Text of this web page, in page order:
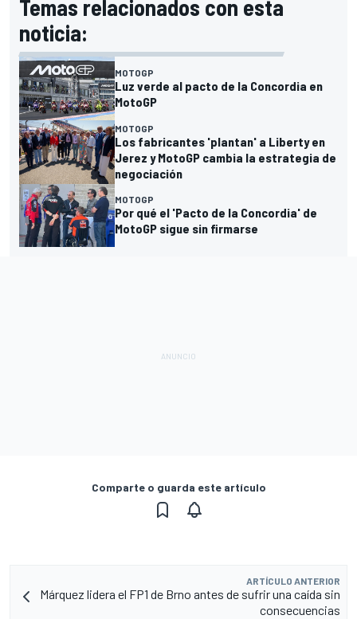
Temas relacionados con esta
noticia:
MOTOGP
Luz verde al pacto de la Concordia en
MotoGP
MOTOGP
Los fabricantes 'plantan' a Liberty en
Jerez y MotoGP cambia la estrategia de
negociación
MOTOGP
Por qué el 'Pacto de la Concordia' de
MotoGP sigue sin firmarse
Comparte o guarda este artículo
ARTÍCULO ANTERIOR
Márquez lidera el FP1 de Brno antes de sufrir una caída sin
consecuencias